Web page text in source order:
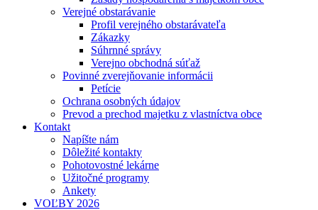
Verejné obstarávanie
Profil verejného obstarávateľa
Zákazky
Súhrnné správy
Verejno obchodná súťaž
Povinné zverejňovanie informácii
Petície
Ochrana osobných údajov
Prevod a prechod majetku z vlastníctva obce
Kontakt
Napíšte nám
Dôležité kontakty
Pohotovostné lekárne
Užitočné programy
Ankety
VOĽBY 2026